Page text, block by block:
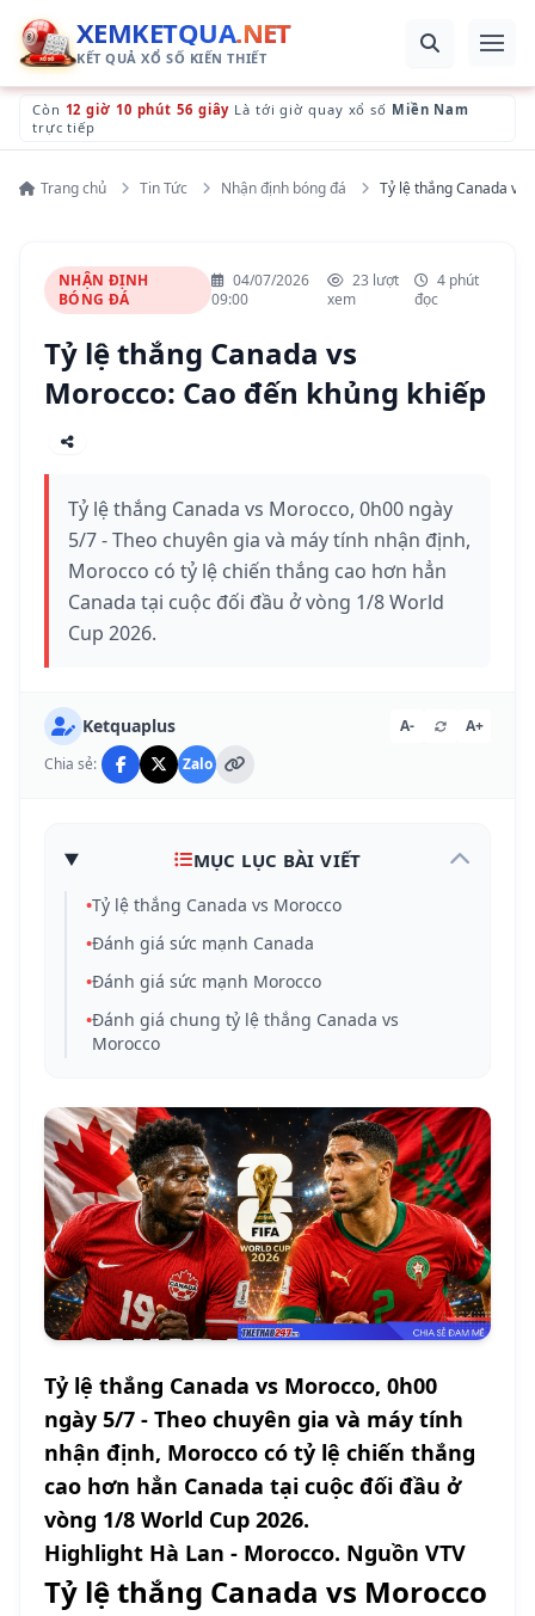
XEMKETQUA.NET
KẾT QUẢ XỔ SỐ KIẾN THIẾT
Còn 12 giờ 10 phút 53 giây Là tới giờ quay xổ số Miền Nam
trực tiếp
Trang chủ Tin Tức Nhận định bóng đá Tỷ lệ thắng Canada vs
NHẬN ĐỊNH
BÓNG ĐÁ
04/07/2026
09:00
23 lượt
xem
4 phút
đọc
Tỷ lệ thắng Canada vs
Morocco: Cao đến khủng khiếp
Tỷ lệ thắng Canada vs Morocco, 0h00 ngày
5/7 - Theo chuyên gia và máy tính nhận định,
Morocco có tỷ lệ chiến thắng cao hơn hẳn
Canada tại cuộc đối đầu ở vòng 1/8 World
Cup 2026.
Ketquaplus A-
A+
Chia sẻ:
Zalo
MỤC LỤC BÀI VIẾT
•Tỷ lệ thắng Canada vs Morocco
•Đánh giá sức mạnh Canada
•Đánh giá sức mạnh Morocco
•Đánh giá chung tỷ lệ thắng Canada vs
Morocco
Tỷ lệ thắng Canada vs Morocco, 0h00
ngày 5/7 - Theo chuyên gia và máy tính
nhận định, Morocco có tỷ lệ chiến thắng
cao hơn hẳn Canada tại cuộc đối đầu ở
vòng 1/8 World Cup 2026.
Highlight Hà Lan - Morocco. Nguồn VTV
Tỷ lệ thắng Canada vs Morocco